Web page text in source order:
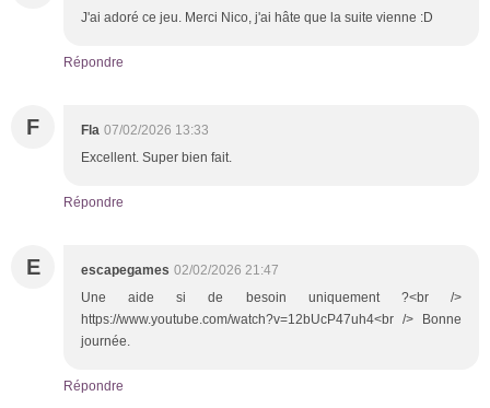
J'ai adoré ce jeu. Merci Nico, j'ai hâte que la suite vienne :D
Répondre
F Fla 07/02/2026 13:33
Excellent. Super bien fait.
Répondre
E escapegames 02/02/2026 21:47
Une aide si de besoin uniquement ?<br />
https://www.youtube.com/watch?v=12bUcP47uh4<br /> Bonne
journée.
Répondre